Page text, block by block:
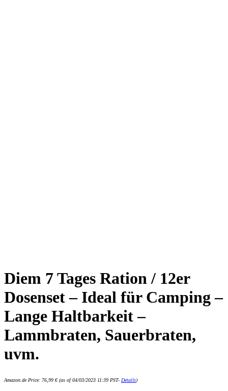
Diem 7 Tages Ration / 12er
Dosenset – Ideal für Camping –
Lange Haltbarkeit –
Lammbraten, Sauerbraten,
uvm.
Amazon.de Price: 76,99 €(as of 04/03/2023 11:39 PST- Details)